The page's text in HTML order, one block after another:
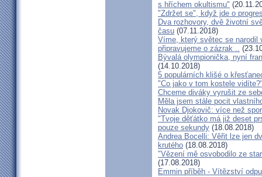
s hříchem okultismu"
"Zdržet se", když jde o
Dva rozhovory, dvě životní
času (07.11.2018)
Víme, který světec se narodil
připravujeme o zázrak ..
Bývalá olympionička, nyní
(14.10.2018)
5 populárních klišé o
"Co jako v tom kostele
Chceme diváky vyrušit ze
Měla jsem stále pocit
Novak Djokovič: více než
"Tvoje děťátko má již deset
pouze sekundy (18.08.2018)
Andrea Bocelli: Věřit lze jen
krutého (18.08.2018)
"Vězení mě osvobodilo ze
(17.08.2018)
Emmin příběh - Vítězství